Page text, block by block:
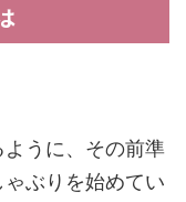
うに、その前準
ぶりを始めてい